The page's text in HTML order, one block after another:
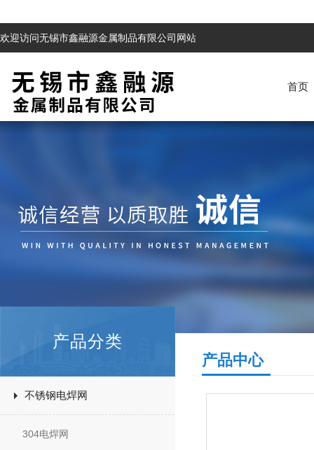
欢迎访问无锡市鑫融源金属制品有限公司网站
首页
产品分类
不锈钢电焊网
304电焊网
产品中心